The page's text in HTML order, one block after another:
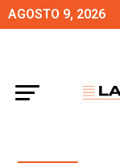
AGOSTO 9, 2026